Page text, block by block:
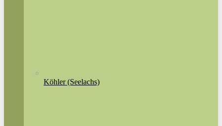
Köhler (Seelachs)